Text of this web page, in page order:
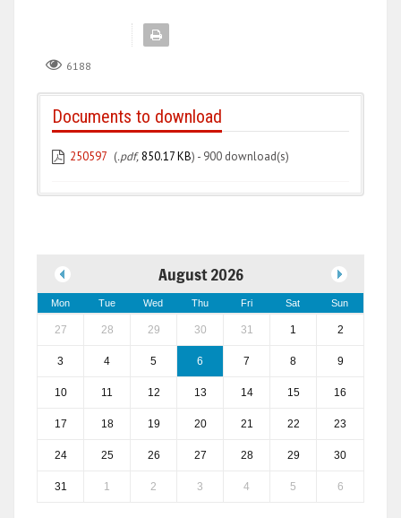
6188
Documents to download
250597 (.pdf, 850.17 KB) - 900 download(s)
August 2026
Mon Tue Wed Thu Fri Sat Sun
27 28 29 30 31 1 2
3 4 5 6 7 8 9
10 11 12 13 14 15 16
17 18 19 20 21 22 23
24 25 26 27 28 29 30
31 1 2 3 4 5 6